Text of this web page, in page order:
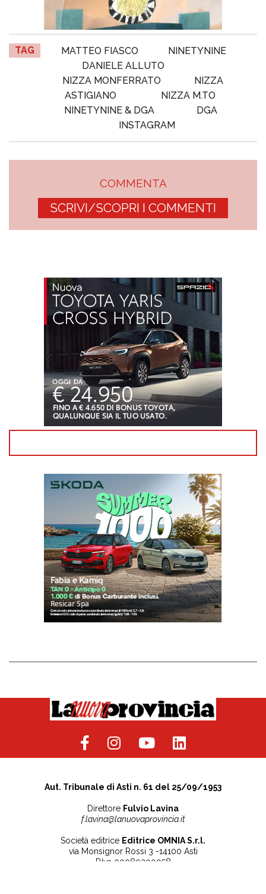
TAG MATTEO FIASCO
NINETYNINE
DANIELE ALLUTO
NIZZA MONFERRATO
NIZZA
ASTIGIANO
NIZZA M.TO
NINETYNINE & DGA
DGA
INSTAGRAM
COMMENTA
SCRIVI/SCOPRI I COMMENTI
Aut. Tribunale di Asti n. 61 del 25/09/1953
Direttore Fulvio Lavina
f.lavina@lanuovaprovincia.it
Società editrice Editrice OMNIA S.r.l.
via Monsignor Rossi 3 -14100 Asti
P.Iva 00080200058